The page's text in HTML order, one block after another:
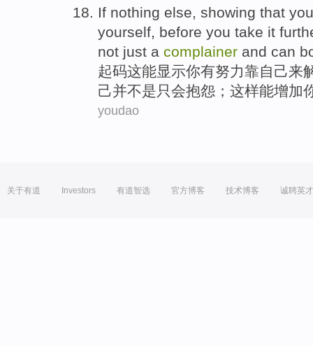
If nothing else, showing that you
yourself , before you take it
not just a complainer and can
起码这能显示你有努力靠自己来
己并不是 只会抱怨；这样能增加
youdao
关于有道 Investors 有道智选 官方博客 技术博客 诚聘英才